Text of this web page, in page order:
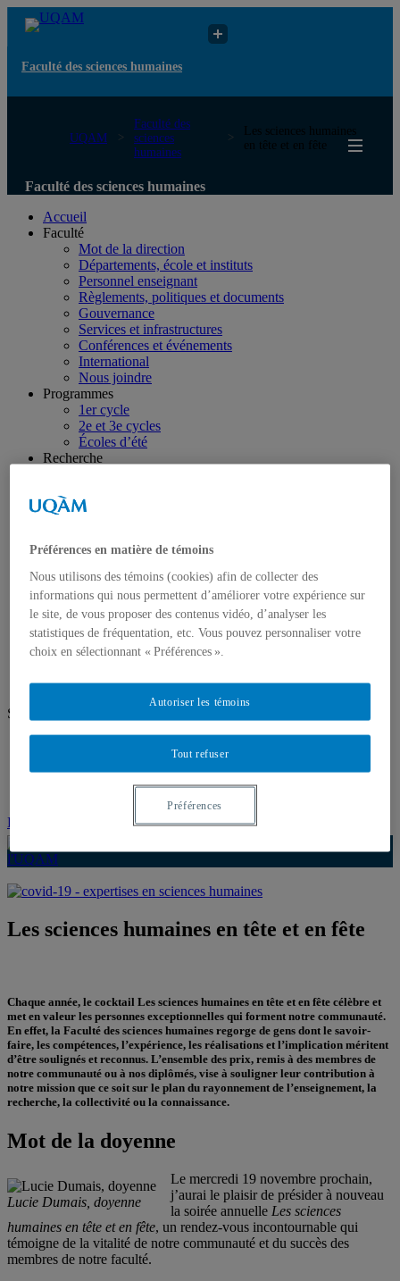
Faculté des sciences humaines
UQAM
Faculté des
sciences
humaines
Les sciences humaines
en tête et en fête
Faculté des sciences humaines
Accueil
Faculté
Mot de la direction
Départements, école et instituts
Personnel enseignant
Règlements, politiques et documents
Gouvernance
Services et infrastructures
Conférences et événements
International
Nous joindre
Programmes
1er cycle
2e et 3e cycles
Écoles d’été
Recherche
Soutien et financement
Publications scientifiques
Soutien financier
1er cycle – Baccalauréat
2e cycle – Maîtrise
3e cycle – Doctorat
CERPÉ-FSH
Reconnaissance
Les sciences humaines en tête et en fête
Suivez-nous
facebook
Demande d’admission
Les sciences humaines en tête et en fête
Chaque année, le cocktail Les sciences humaines en tête et en fête célèbre et
met en valeur les personnes exceptionnelles qui forment notre communauté.
En effet, la Faculté des sciences humaines regorge de gens dont le savoir-
faire, les compétences, l’expérience, les réalisations et l’implication méritent
d’être soulignés et reconnus. L’ensemble des prix, remis à des membres de
notre communauté ou à nos diplômés, vise à souligner leur contribution à
notre mission que ce soit sur le plan du rayonnement de l’enseignement, la
recherche, la collectivité ou la connaissance.
Mot de la doyenne
Lucie Dumais, doyenne
Le mercredi 19 novembre prochain,
j’aurai le plaisir de présider à nouveau
la soirée annuelle Les sciences
humaines en tête et en fête, un rendez-vous incontournable qui
témoigne de la vitalité de notre communauté et du succès des
membres de notre faculté.
Préférences en matière de témoins
Nous utilisons des témoins (cookies) afin de collecter des
informations qui nous permettent d’améliorer votre expérience sur
le site, de vous proposer des contenus vidéo, d’analyser les
statistiques de fréquentation, etc. Vous pouvez personnaliser votre
choix en sélectionnant « Préférences ».
Tout refuser
Autoriser les témoins
Préférences